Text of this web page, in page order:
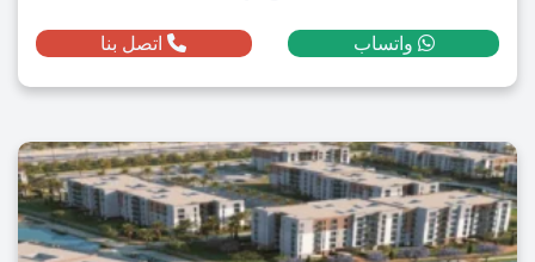
واتساب اتصل بنا